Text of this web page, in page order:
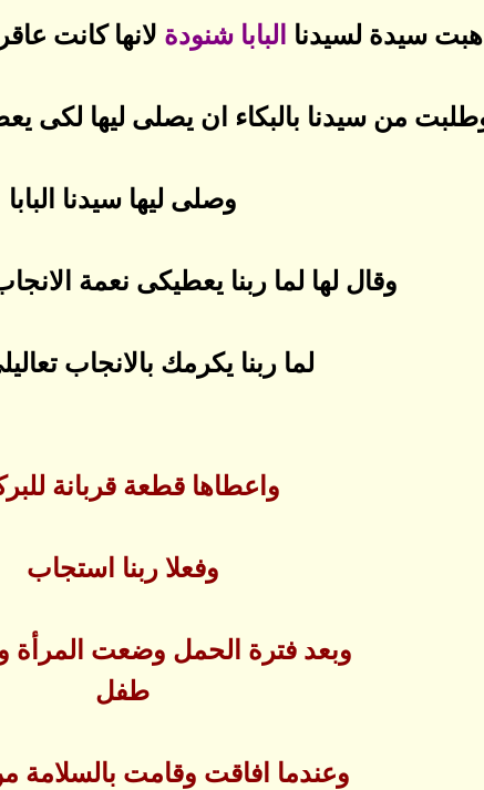
سيدة لسيدنا البابا شنودة لانها كانت
من سيدنا بالبكاء ان يصلى ليها لكى
وصلى ليها سيدنا البابا
وقال لها لما ربنا يعطيكى نعمة
لما ربنا يكرمك بالانجاب
واعطاها قطعة قربانة
وفعلا ربنا استجاب
وبعد فترة الحمل وضعت المرأة
طفل
وعندما افاقت وقامت بالسلامة